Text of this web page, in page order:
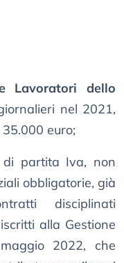
Lavoratori dello
nel 2021,
euro;
di partita Iva, non
obbligatorie, già
disciplinati
alla Gestione
2022, che